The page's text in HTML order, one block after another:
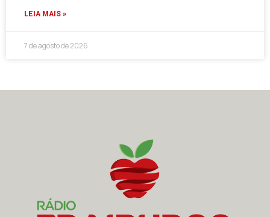
LEIA MAIS »
7 de agosto de 2026